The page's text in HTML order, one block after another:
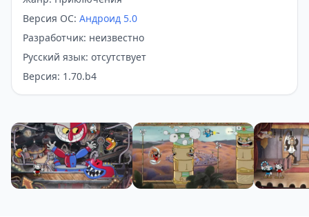
Версия ОС: Андроид 5.0
Разработчик: неизвестно
Русский язык: отсутствует
Версия: 1.70.b4